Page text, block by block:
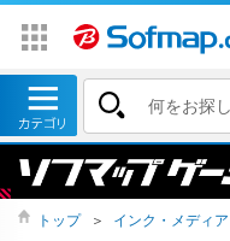
トップ ＞ インク・メディ